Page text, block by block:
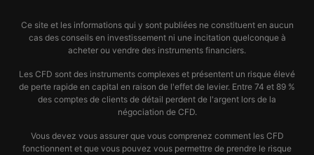
Ce site et les informations qui y sont publiées ne constituent en aucun
cas des conseils en investissement ni une incitation quelconque à
acheter ou vendre des instruments financiers.
Les CFD sont des instruments complexes et présentent un risque élevé
de perte rapide en capital en raison de l'effet de levier. Entre 74 et 89 %
des comptes de clients de détail perdent de l'argent lors de la
négociation de CFD.
Vous devez vous assurer que vous comprenez comment les CFD
fonctionnent et que vous pouvez vous permettre de prendre le risque